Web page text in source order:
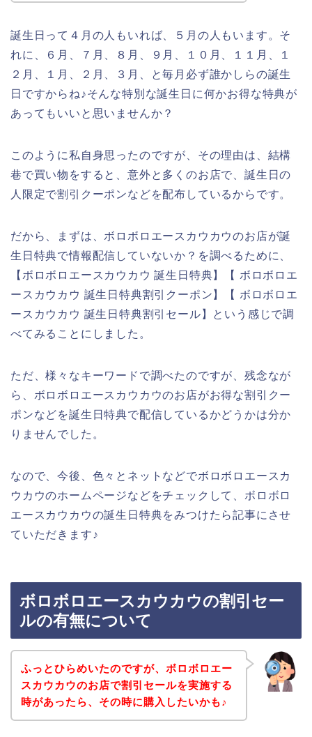
誕生日って４月の人もいれば、５月の人もいます。そ
れに、６月、７月、８月、９月、１０月、１１月、１
２月、１月、２月、３月、と毎月必ず誰かしらの誕生
日ですからね♪そんな特別な誕生日に何かお得な特典が
あってもいいと思いませんか？
このように私自身思ったのですが、その理由は、結構
巷で買い物をすると、意外と多くのお店で、誕生日の
人限定で割引クーポンなどを配布しているからです。
だから、まずは、ボロボロエースカウカウのお店が誕
生日特典で情報配信していないか？を調べるために、
【ボロボロエースカウカウ 誕生日特典】【 ボロボロエ
ースカウカウ 誕生日特典割引クーポン】【 ボロボロエ
ースカウカウ 誕生日特典割引セール】という感じで調
べてみることにしました。
ただ、様々なキーワードで調べたのですが、残念なが
ら、ボロボロエースカウカウのお店がお得な割引クー
ポンなどを誕生日特典で配信しているかどうかは分か
りませんでした。
なので、今後、色々とネットなどでボロボロエースカ
ウカウのホームページなどをチェックして、ボロボロ
エースカウカウの誕生日特典をみつけたら記事にさせ
ていただきます♪
ボロボロエースカウカウの割引セー
ルの有無について
ふっとひらめいたのですが、ボロボロエー
スカウカウのお店で割引セールを実施する
時があったら、その時に購入したいかも♪